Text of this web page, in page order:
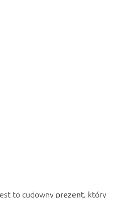
to cudowny prezent, który